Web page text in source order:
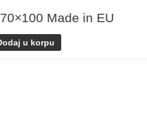
Made in EU
u korpu